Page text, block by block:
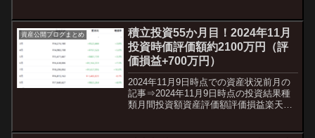
資産公開ブログまとめ
積立投資55か月目！2024年11月
投資時価評価額約2100万円（評
価損益+700万円）
2024年11月9日時点での資産状況前月の
記事⇒2024年11月9日時点の投資結果種
類月間投資額資産評価額評価損益楽天証